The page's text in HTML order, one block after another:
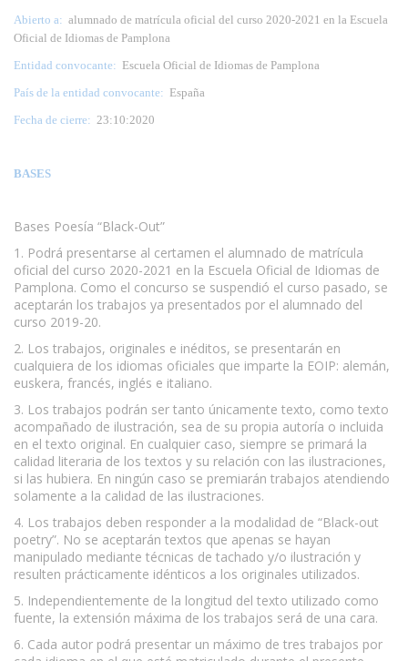
Abierto a: alumnado de matrícula oficial del curso 2020-2021 en la Escuela
Oficial de Idiomas de Pamplona
Entidad convocante: Escuela Oficial de Idiomas de Pamplona
País de la entidad convocante: España
Fecha de cierre: 23:10:2020
BASES
Bases Poesía “Black-Out”
1. Podrá presentarse al certamen el alumnado de matrícula
oficial del curso 2020-2021 en la Escuela Oficial de Idiomas de
Pamplona. Como el concurso se suspendió el curso pasado, se
aceptarán los trabajos ya presentados por el alumnado del
curso 2019-20.
2. Los trabajos, originales e inéditos, se presentarán en
cualquiera de los idiomas oficiales que imparte la EOIP: alemán,
euskera, francés, inglés e italiano.
3. Los trabajos podrán ser tanto únicamente texto, como texto
acompañado de ilustración, sea de su propia autoría o incluida
en el texto original. En cualquier caso, siempre se primará la
calidad literaria de los textos y su relación con las ilustraciones,
si las hubiera. En ningún caso se premiarán trabajos atendiendo
solamente a la calidad de las ilustraciones.
4. Los trabajos deben responder a la modalidad de “Black-out
poetry”. No se aceptarán textos que apenas se hayan
manipulado mediante técnicas de tachado y/o ilustración y
resulten prácticamente idénticos a los originales utilizados.
5. Independientemente de la longitud del texto utilizado como
fuente, la extensión máxima de los trabajos será de una cara.
6. Cada autor podrá presentar un máximo de tres trabajos por